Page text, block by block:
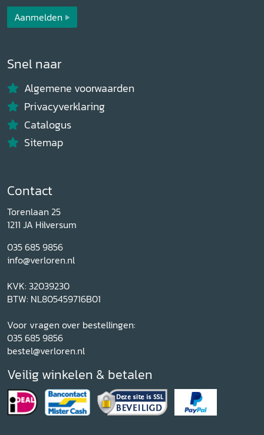
Aanmelden
Snel naar
Algemene voorwaarden
Privacyverklaring
Catalogus
Sitemap
Contact
Torenlaan 25
1211 JA Hilversum
035 685 9856
info@verloren.nl
KVK: 32039230
BTW: NL805459716B01
Voor vragen over bestellingen:
035 685 9856
bestel@verloren.nl
Veilig winkelen & betalen